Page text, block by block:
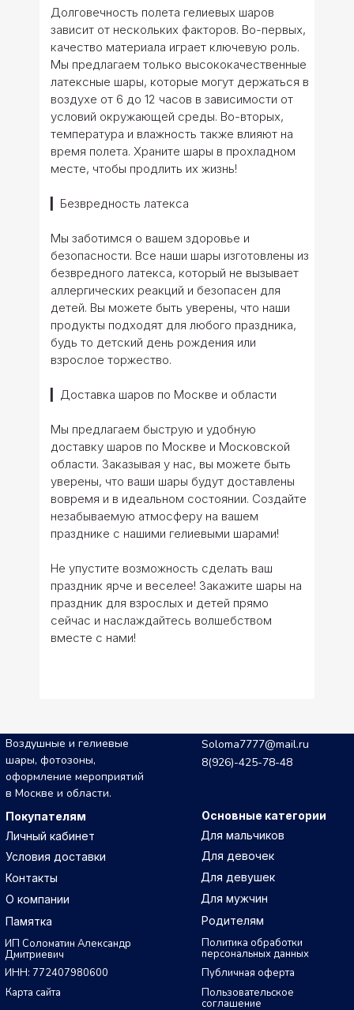
Долговечность полета гелиевых шаров
зависит от нескольких факторов. Во-первых,
качество материала играет ключевую роль.
Мы предлагаем только высококачественные
латексные шары, которые могут держаться в
воздухе от 6 до 12 часов в зависимости от
условий окружающей среды. Во-вторых,
температура и влажность также влияют на
время полета. Храните шары в прохладном
месте, чтобы продлить их жизнь!
▎Безвредность латекса
Мы заботимся о вашем здоровье и
безопасности. Все наши шары изготовлены из
безвредного латекса, который не вызывает
аллергических реакций и безопасен для
детей. Вы можете быть уверены, что наши
продукты подходят для любого праздника,
будь то детский день рождения или
взрослое торжество.
▎Доставка шаров по Москве и области
Мы предлагаем быструю и удобную
доставку шаров по Москве и Московской
области. Заказывая у нас, вы можете быть
уверены, что ваши шары будут доставлены
вовремя и в идеальном состоянии. Создайте
незабываемую атмосферу на вашем
празднике с нашими гелиевыми шарами!
Не упустите возможность сделать ваш
праздник ярче и веселее! Закажите шары на
праздник для взрослых и детей прямо
сейчас и наслаждайтесь волшебством
вместе с нами!
Карта сайта
Публичная оферта
Пользовательское
соглашение
Политика обработки
персональных данных
Soloma7777@mail.ru
Воздушные и гелиевые
шары, фотозоны,
оформление мероприятий
в Москве и области.
8(926)-425-78-48
ИНН: 772407980600
ИП Соломатин Александр
Дмитриевич
Основные категории
Родителям
Для мужчин
Для девушек
Для мальчиков
Для девочек
Покупателям
Памятка
О компании
Контакты
Личный кабинет
Условия доставки